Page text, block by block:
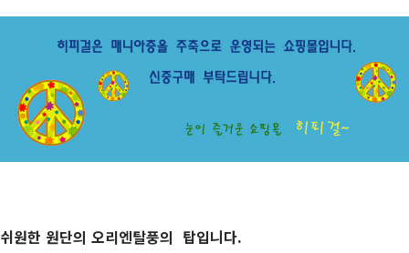
쉬원한 원단의 오리엔탈풍의 탑입니다.